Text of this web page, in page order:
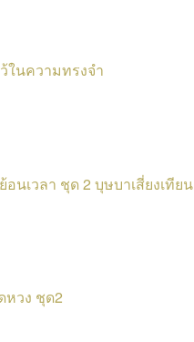
ในความทรงจำ
นเวลา ชุด 2 บุษบาเสี่ยงเทียน
หวง ชุด2